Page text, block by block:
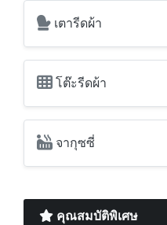
เตารีดผ้า
โต๊ะรีดผ้า
จากุซซี่
คุณสมบัติพิเศษ